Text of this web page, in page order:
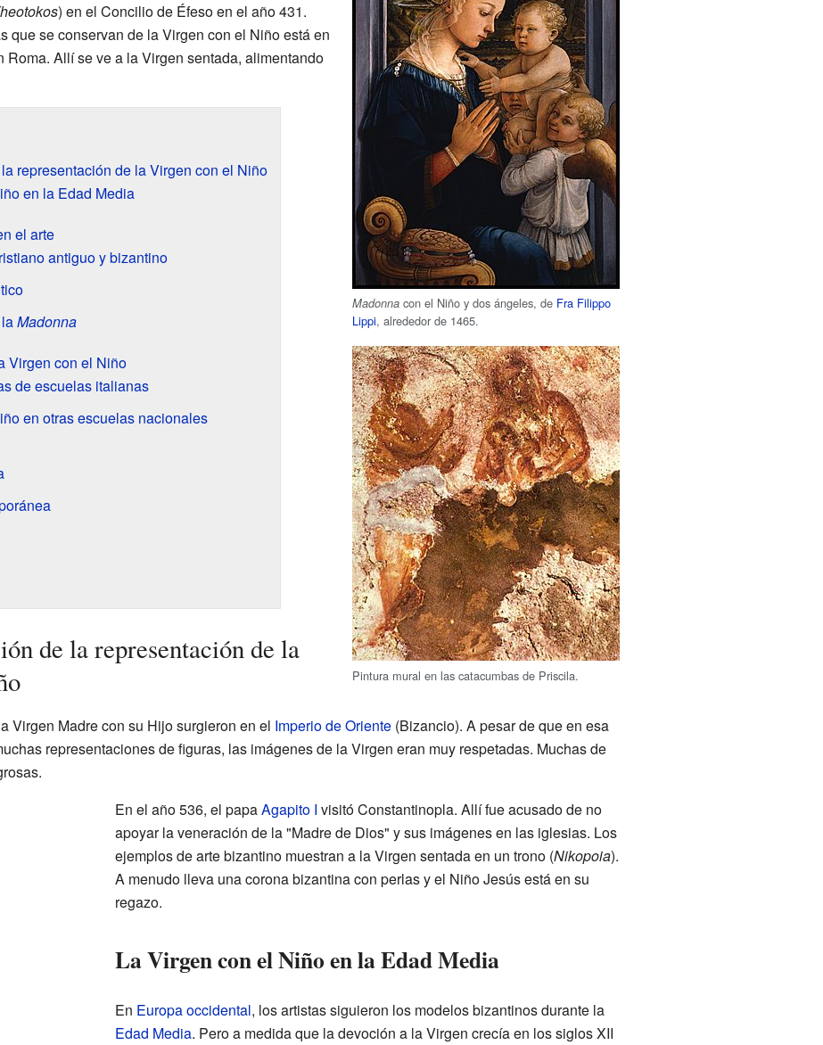
Madonna con el Niño y dos ángeles, de Fra Filippo
Lippi, alrededor de 1465.
) en el Concilio de Éfeso en el año 431.
que se conservan de la Virgen con el Niño está en
Roma. Allí se ve a la Virgen sentada, alimentando
Pintura mural en las catacumbas de Priscila.
representación de la Virgen con el Niño
en la Edad Media
el arte
antiguo y bizantino
Madonna
Virgen con el Niño
de escuelas italianas
en otras escuelas nacionales
de la representación de la
Virgen Madre con su Hijo surgieron en el Imperio de Oriente(Bizancio). A pesar de que en esa
representaciones de figuras, las imágenes de la Virgen eran muy respetadas. Muchas de
En el año 536, el papaAgapito I visitó Constantinopla. Allí fue acusado de no
apoyar la veneración de la "Madre de Dios" y sus imágenes en las iglesias. Los
ejemplos de arte bizantino muestran a la Virgen sentada en un trono (Nikopoia).
A menudo lleva una corona bizantina con perlas y el Niño Jesús está en su
regazo.
La Virgen con el Niño en la Edad Media
En Europa occidental, los artistas siguieron los modelos bizantinos durante la
Edad Media. Pero a medida que la devoción a la Virgen crecía en los siglos XII